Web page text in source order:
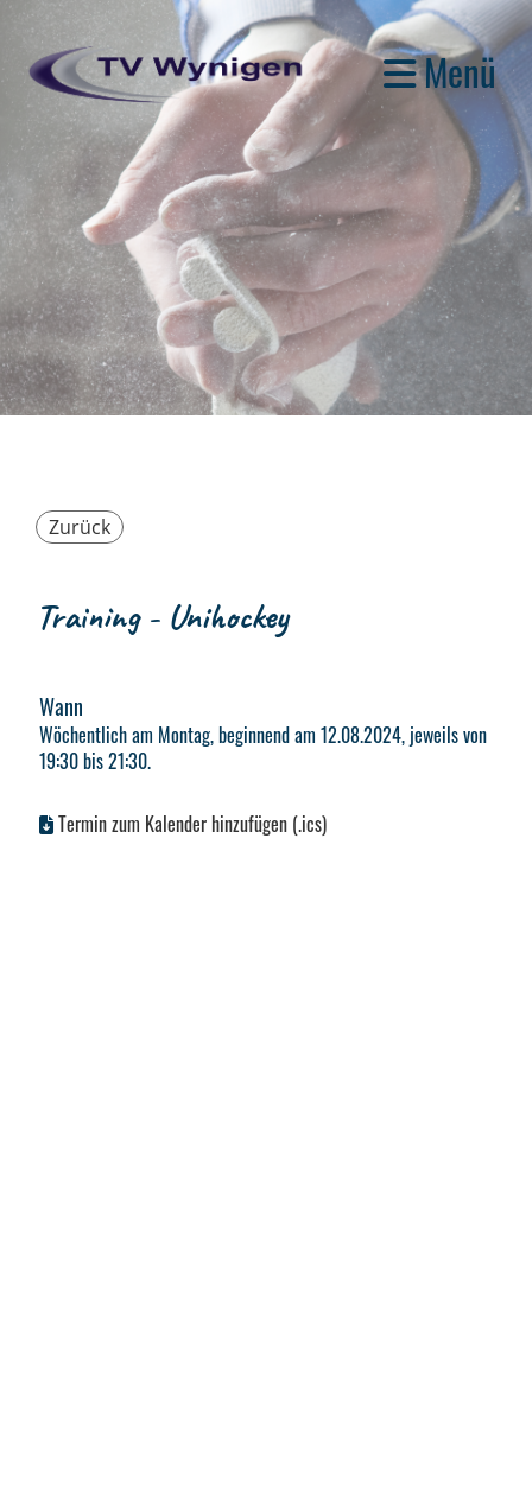
Menü
Zurück
Training - Unihockey
Wann
Wöchentlich am Montag, beginnend am 12.08.2024, jeweils von
19:30 bis 21:30.
Termin zum Kalender hinzufügen (.ics)